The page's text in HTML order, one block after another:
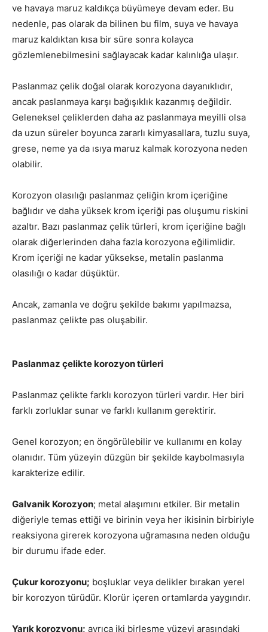
ve havaya maruz kaldıkça büyümeye devam eder. Bu
nedenle, pas olarak da bilinen bu film, suya ve havaya
maruz kaldıktan kısa bir süre sonra kolayca
gözlemlenebilmesini sağlayacak kadar kalınlığa ulaşır.
Paslanmaz çelik doğal olarak korozyona dayanıklıdır,
ancak paslanmaya karşı bağışıklık kazanmış değildir.
Geleneksel çeliklerden daha az paslanmaya meyilli olsa
da uzun süreler boyunca zararlı kimyasallara, tuzlu suya,
grese, neme ya da ısıya maruz kalmak korozyona neden
olabilir.
Korozyon olasılığı paslanmaz çeliğin krom içeriğine
bağlıdır ve daha yüksek krom içeriği pas oluşumu riskini
azaltır. Bazı paslanmaz çelik türleri, krom içeriğine bağlı
olarak diğerlerinden daha fazla korozyona eğilimlidir.
Krom içeriği ne kadar yüksekse, metalin paslanma
olasılığı o kadar düşüktür.
Ancak, zamanla ve doğru şekilde bakımı yapılmazsa,
paslanmaz çelikte pas oluşabilir.
Paslanmaz çelikte korozyon türleri
Paslanmaz çelikte farklı korozyon türleri vardır. Her biri
farklı zorluklar sunar ve farklı kullanım gerektirir.
Genel korozyon; en öngörülebilir ve kullanımı en kolay
olanıdır. Tüm yüzeyin düzgün bir şekilde kaybolmasıyla
karakterize edilir.
Galvanik Korozyon; metal alaşımını etkiler. Bir metalin
diğeriyle temas ettiği ve birinin veya her ikisinin birbiriyle
reaksiyona girerek korozyona uğramasına neden olduğu
bir durumu ifade eder.
Çukur korozyonu; boşluklar veya delikler bırakan yerel
bir korozyon türüdür. Klorür içeren ortamlarda yaygındır.
Yarık korozyonu; ayrıca iki birleşme yüzeyi arasındaki